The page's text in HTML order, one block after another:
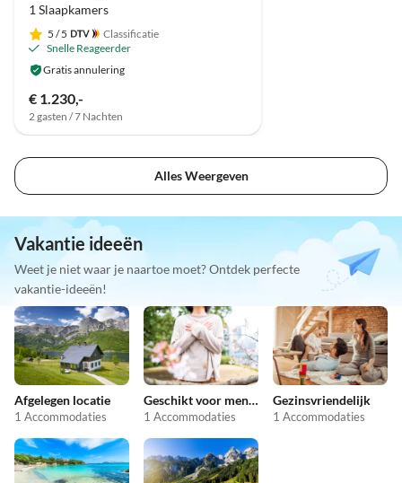
1 Slaapkamers
5 / 5
Classificatie
Snelle Reageerder
Gratis annulering
€ 1.230,-
2 gasten / 7 Nachten
Alles Weergeven
Vakantie ideeën
Weet je niet waar je naartoe moet? Ontdek perfecte
vakantie-ideeën!
Afgelegen locatie
1 Accommodaties
Geschikt voor mensen met allergieën
1 Accommodaties
Gezinsvriendelijk
1 Accommodaties